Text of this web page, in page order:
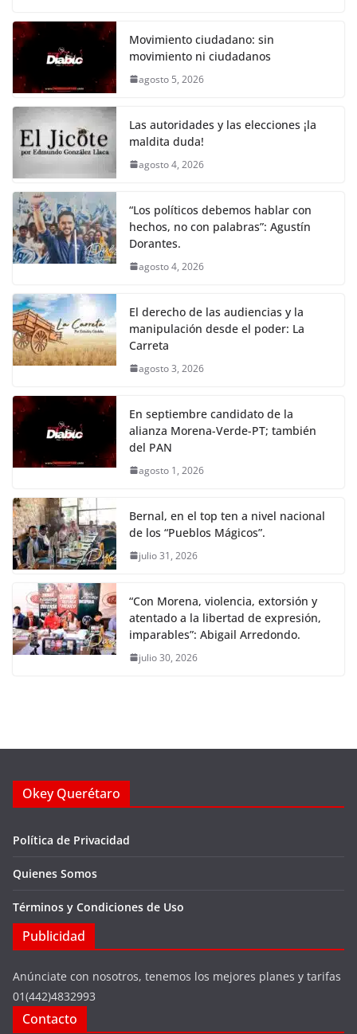
k
c
e
b
o
o
k
itt
er s
A
p
y
Li
k
gr
a
e
Movimiento ciudadano: sin
movimiento ni ciudadanos
agosto 5, 2026
Las autoridades y las elecciones ¡la
maldita duda!
agosto 4, 2026
“Los políticos debemos hablar con
hechos, no con palabras”: Agustín
Dorantes.
agosto 4, 2026
El derecho de las audiencias y la
manipulación desde el poder: La
Carreta
agosto 3, 2026
En septiembre candidato de la
alianza Morena-Verde-PT; también
del PAN
agosto 1, 2026
Bernal, en el top ten a nivel nacional
de los “Pueblos Mágicos”.
julio 31, 2026
“Con Morena, violencia, extorsión y
atentado a la libertad de expresión,
imparables”: Abigail Arredondo.
julio 30, 2026
Okey Querétaro
Política de Privacidad
Quienes Somos
Términos y Condiciones de Uso
Publicidad
Anúnciate con nosotros, tenemos los mejores planes y tarifas
01(442)4832993
Contacto